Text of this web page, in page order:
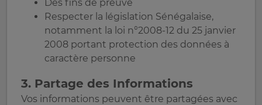
Des fins de preuve
Respecter la législation Sénégalaise,
notamment la loi n°2008-12 du 25 janvier
2008 portant protection des données à
caractère personne
3. Partage des Informations
Vos informations peuvent être partagées avec